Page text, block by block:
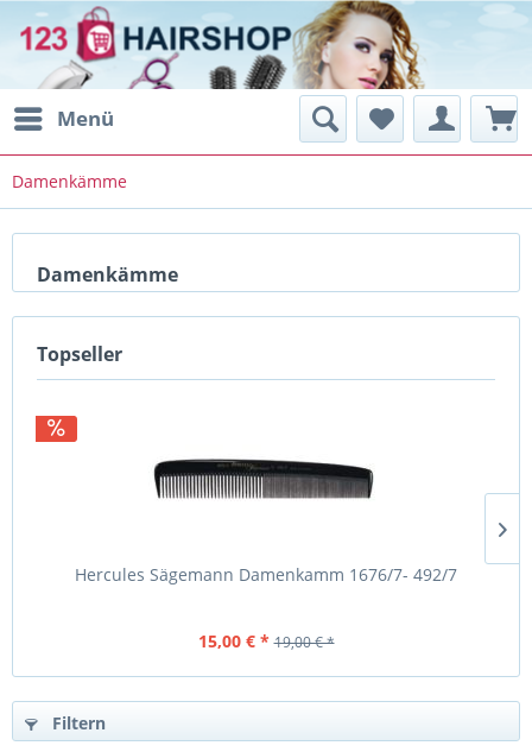
Menü
Damenkämme
Damenkämme
Topseller
Hercules Sägemann Damenkamm 1676/7- 492/7
15,00 € * 19,00 € *
Filtern